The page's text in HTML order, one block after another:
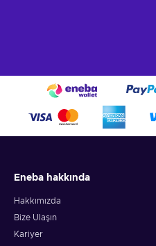
Eneba hakkında
Hakkımızda
Bize Ulaşın
Kariyer